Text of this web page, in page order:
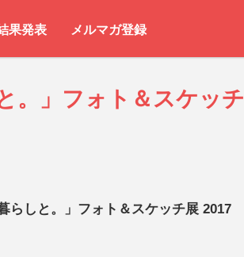
果発表 メルマガ登録
。」フォト＆スケッチ
らしと。」フォト＆スケッチ展 2017